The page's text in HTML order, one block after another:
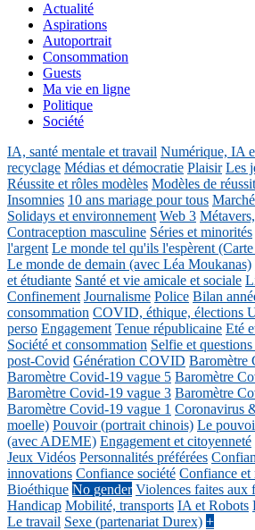
Actualité
Aspirations
Autoportrait
Consommation
Guests
Ma vie en ligne
Politique
Société
IA, santé mentale et travail Numérique, IA
recyclage Médias et démocratie Plaisir Les
Réussite et rôles modèles Modèles de
Insomnies 10 ans mariage pour tous
Solidays et environnement Web 3
Contraception masculine Séries et minorités
l'argent Le monde tel qu'ils l'espèrent
Le monde de demain (avec Léa Moukanas)
et étudiante Santé et vie amicale et sociale
Confinement Journalisme Police Bilan
consommation COVID, éthique, élections
perso Engagement Tenue républicaine Eté
Société et consommation Selfie et
post-Covid Génération COVID Baromètre
Baromètre Covid-19 vague 5 Baromètre
Baromètre Covid-19 vague 3 Baromètre
Baromètre Covid-19 vague 1 Coronavirus
moelle) Pouvoir (portrait chinois) Le
(avec ADEME) Engagement et citoyenneté
Jeux Vidéos Personnalités préférées
innovations Confiance société Confiance et
Bioéthique No gender Violences faites aux
Handicap Mobilité, transports IA et Robots
Le travail Sexe (partenariat Durex) +